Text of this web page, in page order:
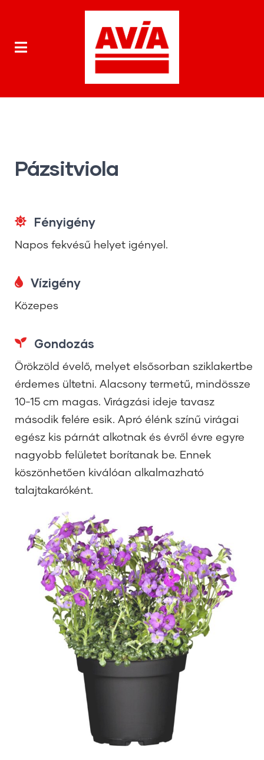
Pázsitviola
Fényigény
Napos fekvésű helyet igényel.
Vízigény
Közepes
Gondozás
Örökzöld évelő, melyet elsősorban sziklakertbe
érdemes ültetni. Alacsony termetű, mindössze
10-15 cm magas. Virágzási ideje tavasz
második felére esik. Apró élénk színű virágai
egész kis párnát alkotnak és évről évre egyre
nagyobb felületet borítanak be. Ennek
köszönhetően kiválóan alkalmazható
talajtakaróként.